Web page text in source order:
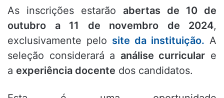
As inscrições estarão abertas de 10 de
outubro a 11 de novembro de 2024,
exclusivamente pelo site da instituição. A
seleção considerará a análise curricular e
a experiência docente dos candidatos.